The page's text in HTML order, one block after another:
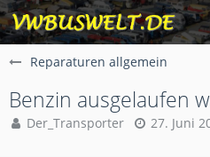
Reparaturen allgemein
Benzin ausgelaufen
Der_Transporter 27. Juni